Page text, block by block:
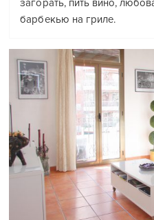
загорать, пить вино,
барбекью на гриле.